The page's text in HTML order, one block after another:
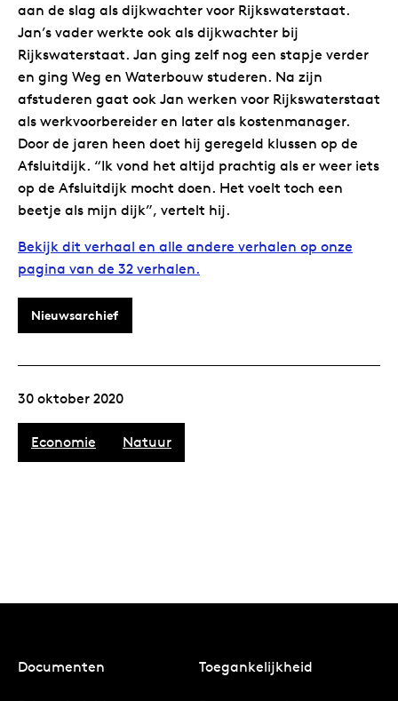
30 oktober 2020
Economie Natuur
aan de slag als dijkwachter voor Rijkswaterstaat.
Jan’s vader werkte ook als dijkwachter bij
Rijkswaterstaat. Jan ging zelf nog een stapje verder
en ging Weg en Waterbouw studeren. Na zijn
afstuderen gaat ook Jan werken voor Rijkswaterstaat
als werkvoorbereider en later als kostenmanager.
Door de jaren heen doet hij geregeld klussen op de
Afsluitdijk. “Ik vond het altijd prachtig als er weer iets
op de Afsluitdijk mocht doen. Het voelt toch een
beetje als mijn dijk”, vertelt hij.
Bekijk dit verhaal en alle andere verhalen op onze
pagina van de 32 verhalen.
Nieuwsarchief
Documenten Toegankelijkheid